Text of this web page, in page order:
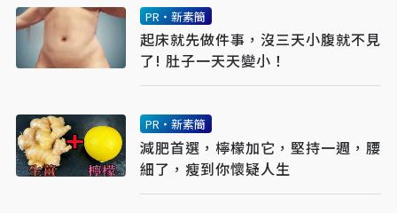
PR・新素簡
起床就先做件事，沒三天小腹就不見
了! 肚子一天天變小！
PR・新素簡
減肥首選，檸檬加它，堅持一週，腰
細了，瘦到你懷疑人生